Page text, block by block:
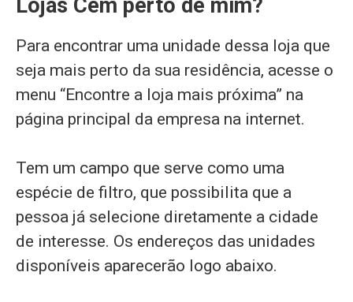
Lojas Cem perto de mim?
Para encontrar uma unidade dessa loja que
seja mais perto da sua residência, acesse o
menu “Encontre a loja mais próxima” na
página principal da empresa na internet.
Tem um campo que serve como uma
espécie de filtro, que possibilita que a
pessoa já selecione diretamente a cidade
de interesse. Os endereços das unidades
disponíveis aparecerão logo abaixo.